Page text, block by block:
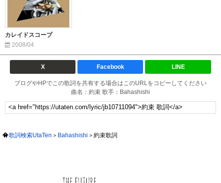
カレイドスコープ
2008/04
X Facebook LINE
ブログやHPでこの歌詞を共有する場合はこのURLをコピーしてください
曲名：約束 歌手：Bahashishi
歌詞検索UtaTen Bahashishi 約束歌詞